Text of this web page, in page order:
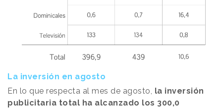
La inversión en agosto
En lo que respecta al mes de agosto, la inversión
publicitaria total ha alcanzado los 300,0